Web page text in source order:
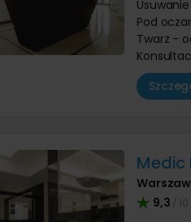
Pod
Twarz -
Medic
9,3 / 10